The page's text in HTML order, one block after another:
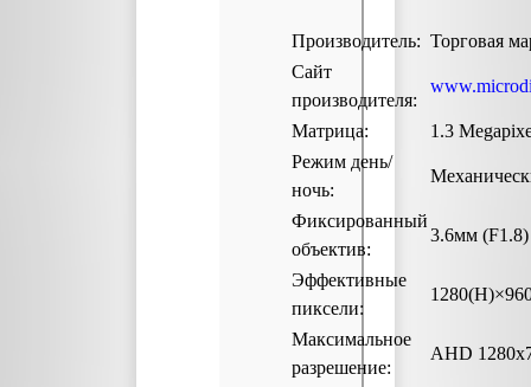
Производитель: Торговая
Сайт
производителя:
Матрица:
1.3
Режим день/
ночь:
Фиксированный
объектив:
3.6мм (F1.8)
Эффективные
пиксели:
Максимальное
разрешение:
AHD